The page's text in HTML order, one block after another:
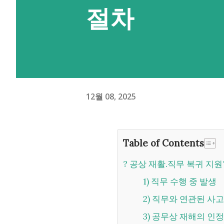
절차
12월 08, 2025
Table of Contents
? 공상 재활.직무 복귀 지
1) 직무 수행 중 발생
2) 직무와 연관된 사고
3) 공무상 재해의 인정